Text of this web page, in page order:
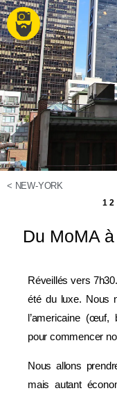
< NEW-YORK
Du MoMA
Réveillés vers
été du luxe. Nous
l’americaine
pour commencer
Nous allons
mais autant